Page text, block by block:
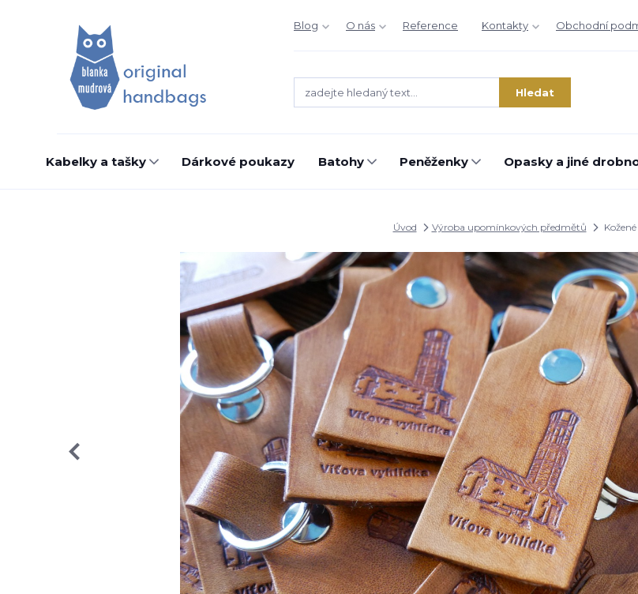
Blog O nás Reference Kontakty Obchodní
Hledat
Kabelky a tašky Dárkové poukazy Batohy Peněženky Opasky a jiné
Úvod Výroba upomínkových předmětů